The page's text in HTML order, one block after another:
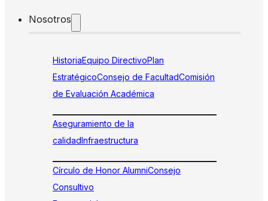
Nosotros
HistoriaEquipo DirectivoPlan
EstratégicoConsejo de FacultadComisión
de Evaluación Académica
Aseguramiento de la
calidadInfraestructura
Círculo de Honor AlumniConsejo
Consultivo